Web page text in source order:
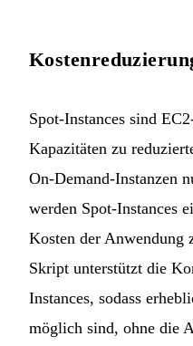
Spot-Instances sind
Kapazitäten zu
On-Demand-Instanzen
werden Spot-Instances
Kosten der Anwendung
Skript unterstützt die
Instances, sodass
möglich sind, ohne die